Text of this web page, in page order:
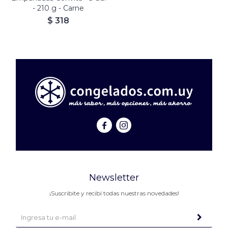
- 210 g - Carne
$ 318
 
Newsletter
¡Suscribite y recibí todas nuestras novedades!